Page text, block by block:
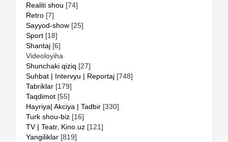
Realiti shou [74]
Retro [7]
Sayyod-show [25]
Sport [18]
Shantaj [6]
Videoloyiha
Shunchaki qiziq [27]
Suhbat | Intervyu | Reportaj [748]
Tabriklar [179]
Taqdimot [55]
Hayriya| Akciya | Tadbir [330]
Turk shou-biz [16]
TV | Teatr, Kino.uz [121]
Yangiliklar [819]